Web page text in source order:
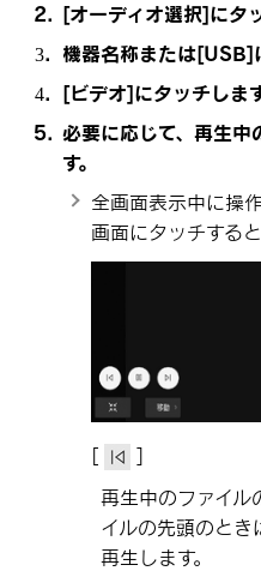
[‍オーディオ選択‍]にタ
機器名称または[‍USB‍]
[‍ビデオ‍]にタッチします
必要に応じて、再生
す。
全画面表示中に操
画面にタッチする
[‍
‍]
再生中のファイル
イルの先頭のとき
再生します。